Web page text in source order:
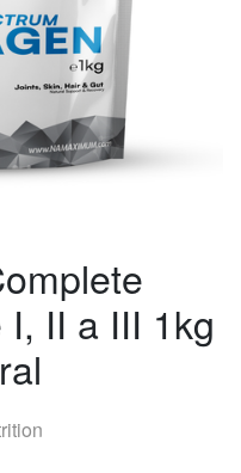
II a III 1kg